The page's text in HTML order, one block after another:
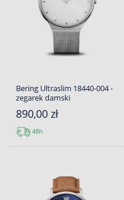
Bering Ultraslim 18440-004 -
zegarek damski
890,00 zł
48h